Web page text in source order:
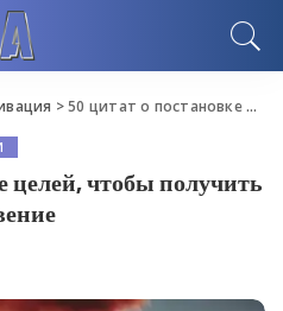
>50 цитат о постановке целей, чтобы получить мотивацию и вдохновение
целей, чтобы получить